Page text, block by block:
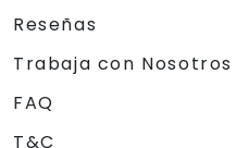
Reseñas
Trabaja con Nosotros
FAQ
T&C